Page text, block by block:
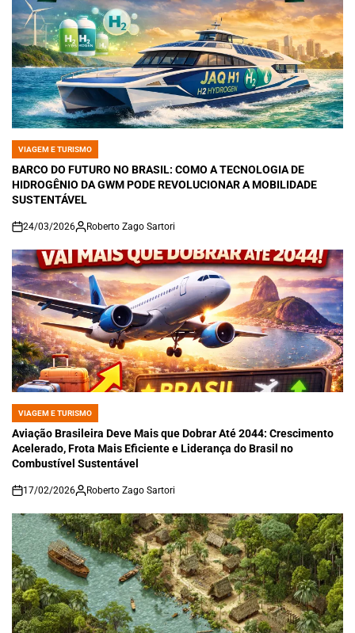
POSTED
IN
VIAGEM E TURISMO
BARCO DO FUTURO NO BRASIL: COMO A TECNOLOGIA DE
HIDROGÊNIO DA GWM PODE REVOLUCIONAR A MOBILIDADE
SUSTENTÁVEL
on
24/03/2026 Roberto Zago Sartori
POSTED
IN
VIAGEM E TURISMO
Aviação Brasileira Deve Mais que Dobrar Até 2044: Crescimento
Acelerado, Frota Mais Eficiente e Liderança do Brasil no
Combustível Sustentável
on
17/02/2026 Roberto Zago Sartori